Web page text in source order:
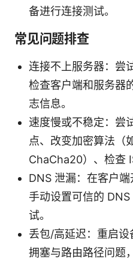
备进行连接测试。
常见问题排查
连接不上服务器：尝
检查客户端和服务器
志信息。
速度慢或不稳定：尝
点、改变加密算法（
ChaCha20）、检查
DNS 泄漏：在客户
手动设置可信的 DNS
试。
丢包/高延迟：重启
拥塞与路由路径问题